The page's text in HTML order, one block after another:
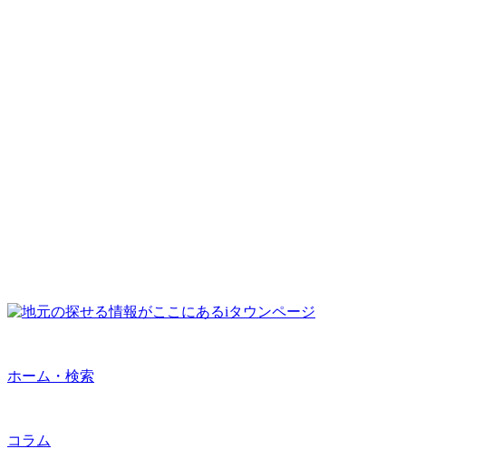
ホーム・検索
コラム